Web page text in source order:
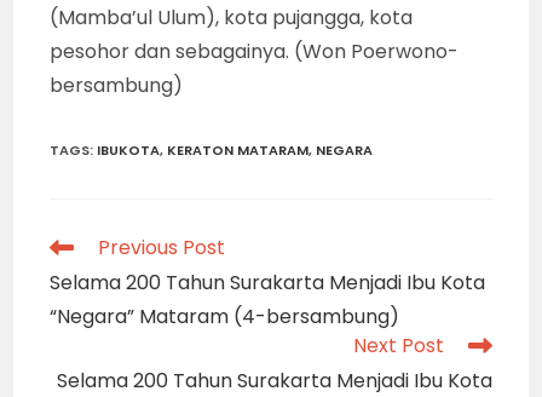
(Mamba’ul Ulum), kota pujangga, kota
pesohor dan sebagainya. (Won Poerwono-
bersambung)
TAGS: IBUKOTA, KERATON MATARAM, NEGARA
Read
more
articles
Previous Post
Selama 200 Tahun Surakarta Menjadi Ibu Kota
“Negara” Mataram (4-bersambung)
Next Post
Selama 200 Tahun Surakarta Menjadi Ibu Kota